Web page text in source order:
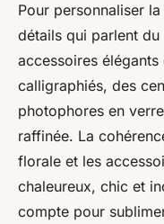
Pour personnaliser
détails qui parlent du
accessoires
calligraphiés, des
photophores en
raffinée. La
florale et les
chaleureux, chic et
compte pour